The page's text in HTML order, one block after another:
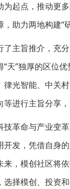
起点，推动更
助力两地构建“
主旨推介，充
天”独厚的区位
光智能、中关
进行主旨分享，
革命与产业变
发，凭借自身
，模创社区将
择模创、投资